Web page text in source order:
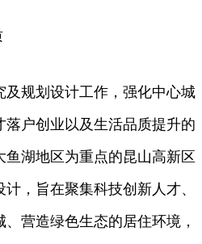
及规划设计工作，强化中心城
落户创业以及生活品质提升的
鱼湖地区为重点的昆山高新区
，旨在聚集科技创新人才、
营造绿色生态的居住环境，